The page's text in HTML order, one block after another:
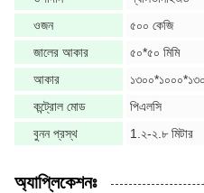
ওজন
৫০০ কেজি
জালের আকার
৫০*৫০ মিমি
আকার
কন্ট্রোল মোড
পিএলসি
বুনন প্রস্থ
1.২-২.৮ মিটার
অ্যাপ্লিকেশনঃ